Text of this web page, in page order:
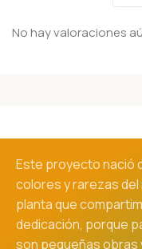
No hay valoraciones
Este proyecto nació
colores y rarezas del
planta que
dedicación, porque
son pequeñas obras